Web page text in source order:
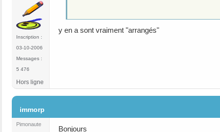
Inscription :
03-10-2006
Messages :
5 476
y en a sont vraiment "arrangés"
Hors ligne
immorp
Pimonaute
Bonjours